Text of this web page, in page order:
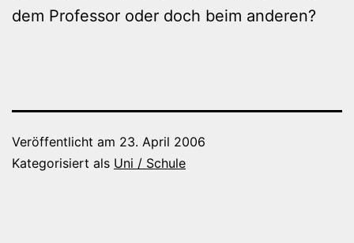
dem Professor oder doch beim anderen?
Veröffentlicht am 23. April 2006
Kategorisiert als Uni / Schule